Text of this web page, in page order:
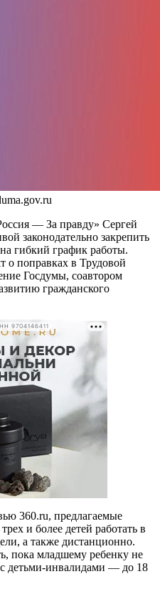
— За правду» Сергей
законодательно закрепить
гибкий график работы.
о поправках в Трудовой
Госдумы, соавтором
гражданского
9704146411
360.ru, предлагаемые
и более детей работать в
а также дистанционно.
пока младшему ребенку не
с детьми-инвалидами — до 18